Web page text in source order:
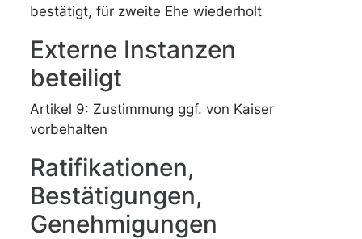
bestätigt, für zweite Ehe wiederholt
Externe Instanzen
beteiligt
Artikel 9: Zustimmung ggf. von Kaiser
vorbehalten
Ratifikationen,
Bestätigungen,
Genehmigungen